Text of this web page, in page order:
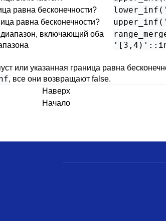
равна бесконечности?
равна бесконечности?
включающий оба
или указанная граница равна
, все они возвращают false.
Наверх
Начало